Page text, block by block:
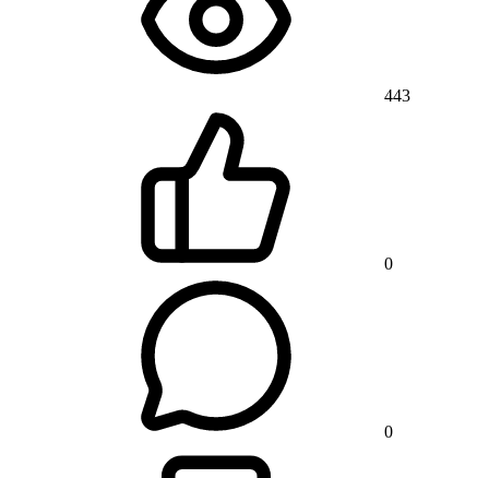
443
0
0